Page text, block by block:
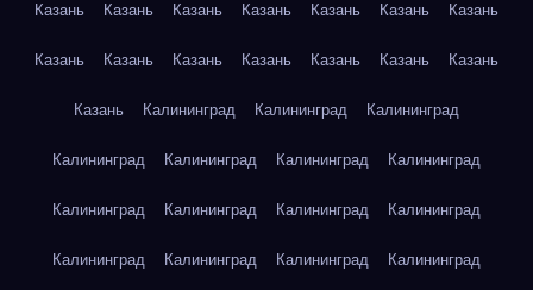
Казань Казань Казань Казань Казань Казань Казань
Казань Казань Казань Казань Казань Казань Казань
Казань Калининград Калининград Калининград
Калининград Калининград Калининград Калининград
Калининград Калининград Калининград Калининград
Калининград Калининград Калининград Калининград